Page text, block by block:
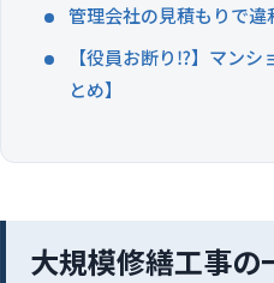
管理会社の見積もりで
【役員お断り⁉】マン
とめ】
大規模修繕工事の